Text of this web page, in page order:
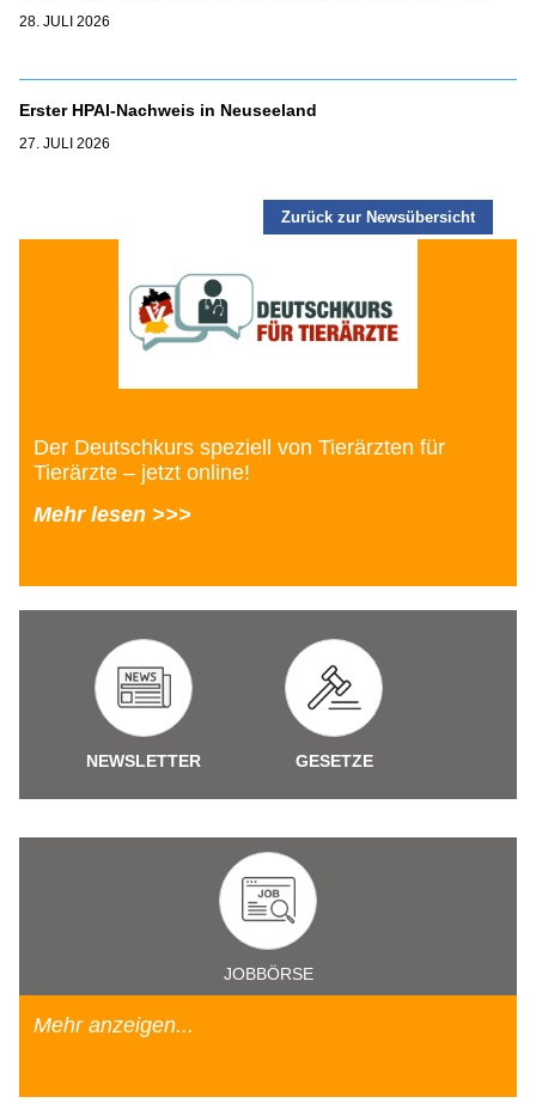
28. JULI 2026
Erster HPAI-Nachweis in Neuseeland
27. JULI 2026
Zurück zur Newsübersicht
Der Deutschkurs speziell von Tierärzten für
Tierärzte – jetzt online!
Mehr lesen >>>
NEWSLETTER GESETZE
JOBBÖRSE
Mehr anzeigen...